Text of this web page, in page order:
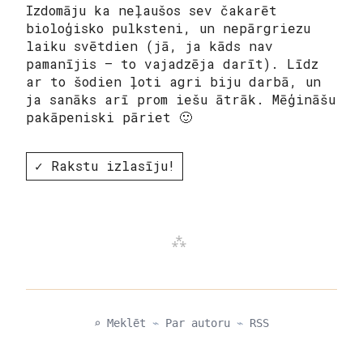
Izdomāju ka neļaušos sev čakarēt
bioloģisko pulksteni, un nepārgriezu
laiku svētdien (jā, ja kāds nav
pamanījis – to vajadzēja darīt). Līdz
ar to šodien ļoti agri biju darbā, un
ja sanāks arī prom iešu ātrāk. Mēģināšu
pakāpeniski pāriet 🙂
✓ Rakstu izlasīju!
⌕ Meklēt ⌁ Par autoru ⌁ RSS